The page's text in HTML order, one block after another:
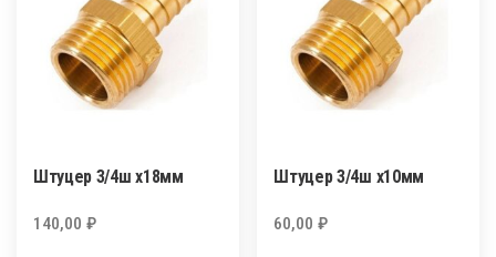
Штуцер 3/4ш х18мм
140,00 ₽
Штуцер 3/4ш х10мм
60,00₽